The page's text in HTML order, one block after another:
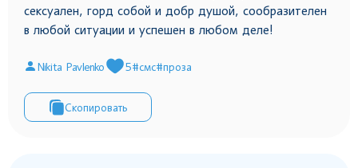
сексуален, горд собой и добр душой, сообразителен
в любой ситуации и успешен в любом деле!
Nikita Pavlenko 5#смс#проза
Скопировать